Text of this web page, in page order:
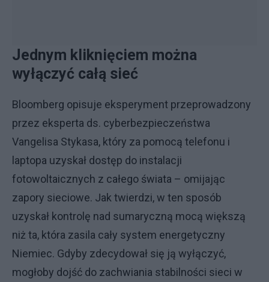
Jednym kliknięciem można
wyłączyć całą sieć
Bloomberg opisuje eksperyment przeprowadzony
przez eksperta ds. cyberbezpieczeństwa
Vangelisa Stykasa, który za pomocą telefonu i
laptopa uzyskał dostęp do instalacji
fotowoltaicznych z całego świata – omijając
zapory sieciowe. Jak twierdzi, w ten sposób
uzyskał kontrolę nad sumaryczną mocą większą
niż ta, która zasila cały system energetyczny
Niemiec. Gdyby zdecydował się ją wyłączyć,
mogłoby dojść do zachwiania stabilności sieci w